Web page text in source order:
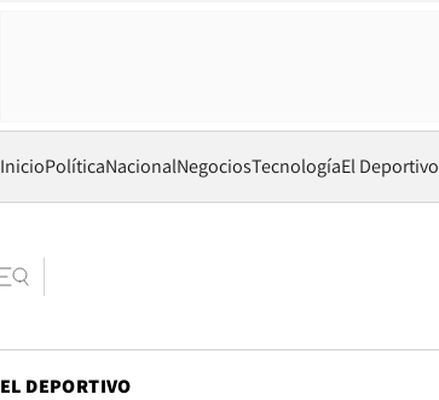
InicioPolíticaNacionalNegociosTecnologíaEl Deportivo
EL DEPORTIVO